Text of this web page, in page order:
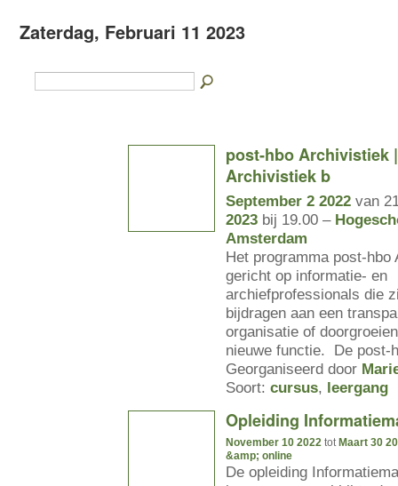
Zaterdag, Februari 11 2023
post-hbo Archivistiek
Archivistiek b
September 2 2022 van
2023 bij 19.00 –
Amsterdam
Het programma post-
gericht op informatie- en
archiefprofessionals die
bijdragen aan een
organisatie of
nieuwe functie. De post-
Georganiseerd door
Soort: cursus, leergang
Opleiding
November 10 2022 tot Maart 30
&amp; online
De opleiding